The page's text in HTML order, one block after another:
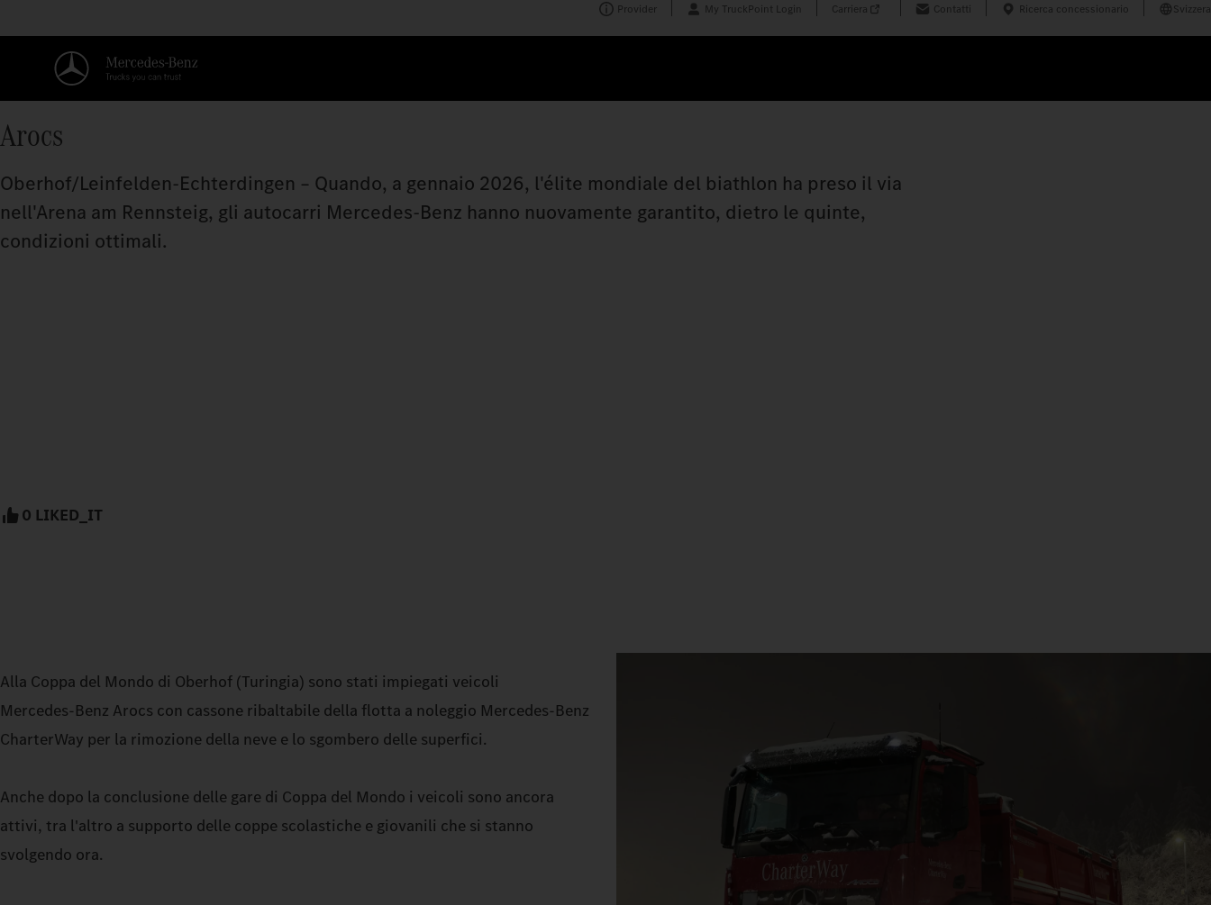
Provider My TruckPoint Login Carriera Contatti Ricerca concessionario Svizzera
Arocs
Oberhof/Leinfelden-Echterdingen – Quando, a gennaio 2026, l'élite mondiale del biathlon ha preso il via
nell'Arena am Rennsteig, gli autocarri Mercedes‑Benz hanno nuovamente garantito, dietro le quinte,
condizioni ottimali.
0 LIKED_IT
Alla Coppa del Mondo di Oberhof (Turingia) sono stati impiegati veicoli
Mercedes‑Benz Arocs con cassone ribaltabile della flotta a noleggio Mercedes‑Benz
CharterWay per la rimozione della neve e lo sgombero delle superfici.
Anche dopo la conclusione delle gare di Coppa del Mondo i veicoli sono ancora
attivi, tra l'altro a supporto delle coppe scolastiche e giovanili che si stanno
svolgendo ora.